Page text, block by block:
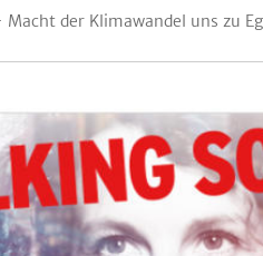
der Klimawandel uns zu